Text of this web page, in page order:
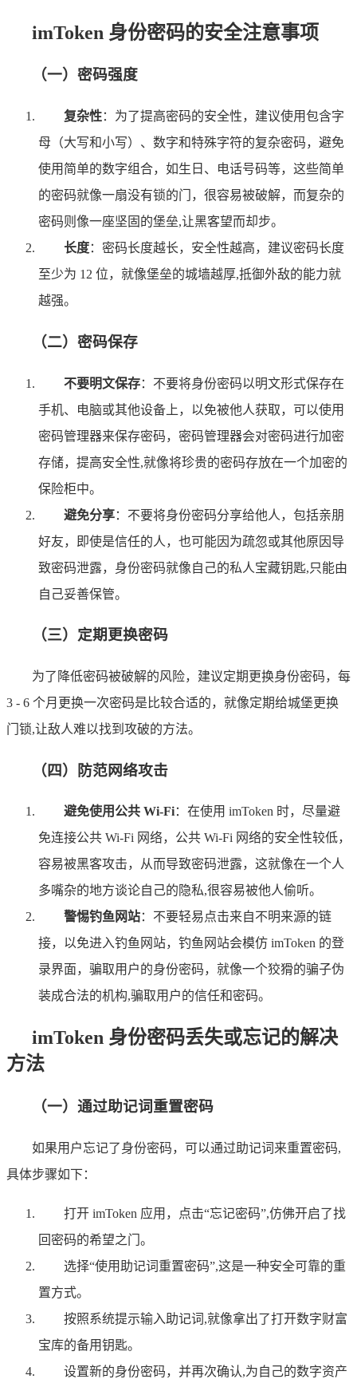
imToken 身份密码的安全注意事项
（一）密码强度
复杂性：为了提高密码的安全性，建议使用包含字
母（大写和小写）、数字和特殊字符的复杂密码，避免
使用简单的数字组合，如生日、电话号码等，这些简单
的密码就像一扇没有锁的门，很容易被破解，而复杂的
密码则像一座坚固的堡垒,让黑客望而却步。
长度：密码长度越长，安全性越高，建议密码长度
至少为 12 位，就像堡垒的城墙越厚,抵御外敌的能力就
越强。
（二）密码保存
不要明文保存：不要将身份密码以明文形式保存在
手机、电脑或其他设备上，以免被他人获取，可以使用
密码管理器来保存密码，密码管理器会对密码进行加密
存储，提高安全性,就像将珍贵的密码存放在一个加密的
保险柜中。
避免分享：不要将身份密码分享给他人，包括亲朋
好友，即使是信任的人，也可能因为疏忽或其他原因导
致密码泄露，身份密码就像自己的私人宝藏钥匙,只能由
自己妥善保管。
（三）定期更换密码
为了降低密码被破解的风险，建议定期更换身份密码，每
3 - 6 个月更换一次密码是比较合适的，就像定期给城堡更换
门锁,让敌人难以找到攻破的方法。
（四）防范网络攻击
避免使用公共 Wi-Fi：在使用 imToken 时，尽量避
免连接公共 Wi-Fi 网络，公共 Wi-Fi 网络的安全性较低，
容易被黑客攻击，从而导致密码泄露，这就像在一个人
多嘴杂的地方谈论自己的隐私,很容易被他人偷听。
警惕钓鱼网站：不要轻易点击来自不明来源的链
接，以免进入钓鱼网站，钓鱼网站会模仿 imToken 的登
录界面，骗取用户的身份密码，就像一个狡猾的骗子伪
装成合法的机构,骗取用户的信任和密码。
imToken 身份密码丢失或忘记的解决
方法
（一）通过助记词重置密码
如果用户忘记了身份密码，可以通过助记词来重置密码,
具体步骤如下：
打开 imToken 应用，点击“忘记密码”,仿佛开启了找
回密码的希望之门。
选择“使用助记词重置密码”,这是一种安全可靠的重
置方式。
按照系统提示输入助记词,就像拿出了打开数字财富
宝库的备用钥匙。
设置新的身份密码，并再次确认,为自己的数字资产